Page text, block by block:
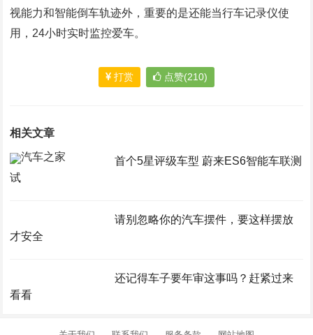
视能力和智能倒车轨迹外，重要的是还能当行车记录仪使
用，24小时实时监控爱车。
打赏 点赞(210)
相关文章
首个5星评级车型 蔚来ES6智能车联测
试
请别忽略你的汽车摆件，要这样摆放
才安全
还记得车子要年审这事吗？赶紧过来
看看